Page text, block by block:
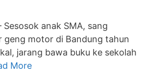
Sesosok anak SMA, sang
geng motor di Bandung tahun
jarang bawa buku ke sekolah
More